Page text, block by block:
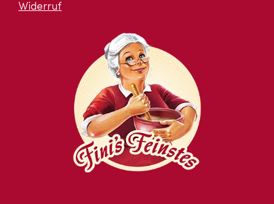
Widerruf